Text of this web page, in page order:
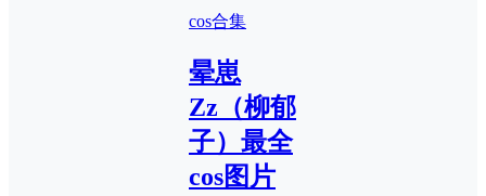
cos合集
晕崽
Zz（柳郁
子）最全
cos图片